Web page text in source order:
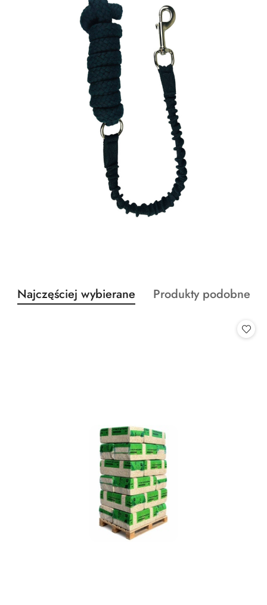
Pomiń karuzelę produktów
Produkty
o
Najczęściej wybierane
Produkty
Produkty podobne